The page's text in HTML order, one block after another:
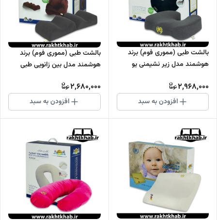
بالشت طبی (مموری فوم) برند
هوشمند مدل زیر نشیمنی یو
2,968,000
افزودن به سبد
بالشت طبی (مموری فوم) برند
هوشمند مدل بین زانویی طبی
2,680,000
افزودن به سبد